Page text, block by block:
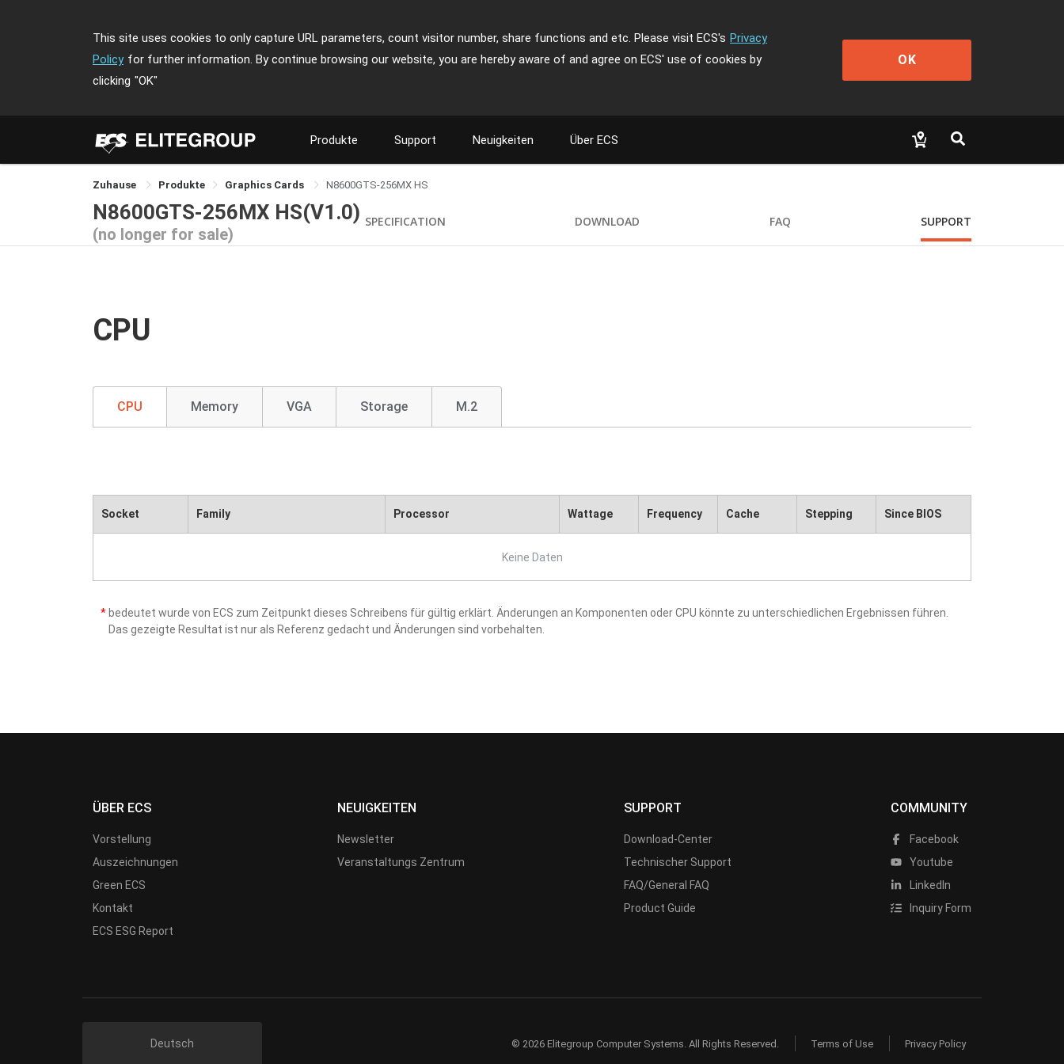
This site uses cookies to only capture URL parameters, count visitor number, share functions and etc. Please visit ECS's Privacy
Policy for further information. By continue browsing our website, you are hereby aware of and agree on ECS' use of cookies by
clicking "OK"
OK
Produkte Support Neuigkeiten Über ECS
Zuhause Produkte Graphics Cards N8600GTS-256MX HS
N8600GTS-256MX HS(V1.0)
(no longer for sale)
SPECIFICATION DOWNLOAD FAQ SUPPORT
CPU
CPU Memory VGA Storage M.2
Socket Family Processor Wattage Frequency Cache Stepping Since BIOS
Keine Daten
* bedeutet wurde von ECS zum Zeitpunkt dieses Schreibens für gültig erklärt. Änderungen an Komponenten oder CPU könnte zu unterschiedlichen Ergebnissen führen.
Das gezeigte Resultat ist nur als Referenz gedacht und Änderungen sind vorbehalten.
ÜBER ECS
Vorstellung
Auszeichnungen
Green ECS
Kontakt
ECS ESG Report
NEUIGKEITEN
Newsletter
Veranstaltungs Zentrum
SUPPORT
Download-Center
Technischer Support
FAQ/General FAQ
Product Guide
COMMUNITY
Facebook
Youtube
LinkedIn
Inquiry Form
Deutsch © 2026 Elitegroup Computer Systems. All Rights Reserved. Terms of Use Privacy Policy